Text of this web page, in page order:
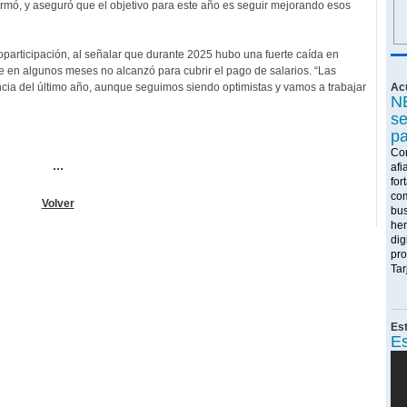
y aseguró que el objetivo para este año es seguir mejorando esos
al señalar que durante 2025 hubo una fuerte caída en
algunos meses no alcanzó para cubrir el pago de salarios. “Las
del último año, aunque seguimos siendo optimistas y vamos a trabajar
...
Volver